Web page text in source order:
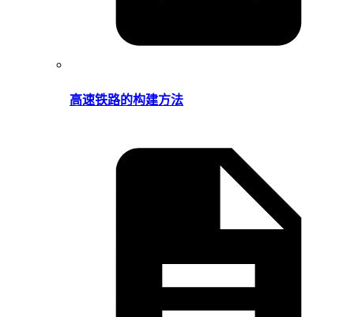
高速铁路的构建方法